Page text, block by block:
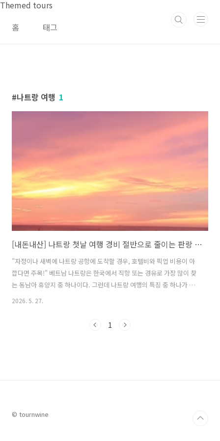
본문 바로가기
Themed tours
홈
태그
나트랑 여행 1
[내돈내산] 나트랑 첫날 여행 경비 절반으로 줄이는 판랑 사막 투어 및 추천 호텔 맛집 총정리
"자정이나 새벽에 나트랑 공항에 도착할 경우, 호텔비와 픽업 비용이 아
깝다면 주목!" 베트남 나트랑은 한국에서 직항 또는 경유로 가장 많이 찾
는 동남아 휴양지 중 하나이다. 그런데 나트랑 여행의 특징 중 하나가 바
로 상당수의 항공편이 자정에서 새벽 사이에 깜란 국제공항에 도착한다
야 하는 첫날 숙박비도 아깝고, 또 공항 픽업 비용도 아깝다는 생각이 들
2026. 5. 27.
1
© tournwine